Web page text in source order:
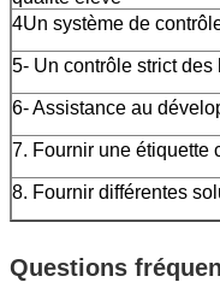
4Un système de
5- Un contrôle strict
6- Assistance au
7. Fournir une étiquette
8. Fournir différentes
Questions